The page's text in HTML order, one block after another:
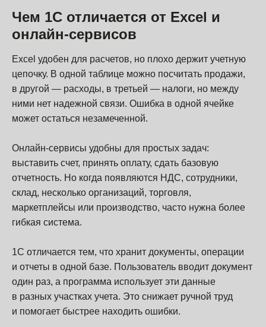
Чем 1С отличается от Excel и
онлайн-сервисов
Excel удобен для расчетов, но плохо держит учетную
цепочку. В одной таблице можно посчитать продажи,
в другой — расходы, в третьей — налоги, но между
ними нет надежной связи. Ошибка в одной ячейке
может остаться незамеченной.
Онлайн-сервисы удобны для простых задач:
выставить счет, принять оплату, сдать базовую
отчетность. Но когда появляются НДС, сотрудники,
склад, несколько организаций, торговля,
маркетплейсы или производство, часто нужна более
гибкая система.
1С отличается тем, что хранит документы, операции
и отчеты в одной базе. Пользователь вводит документ
один раз, а программа использует эти данные
в разных участках учета. Это снижает ручной труд
и помогает быстрее находить ошибки.